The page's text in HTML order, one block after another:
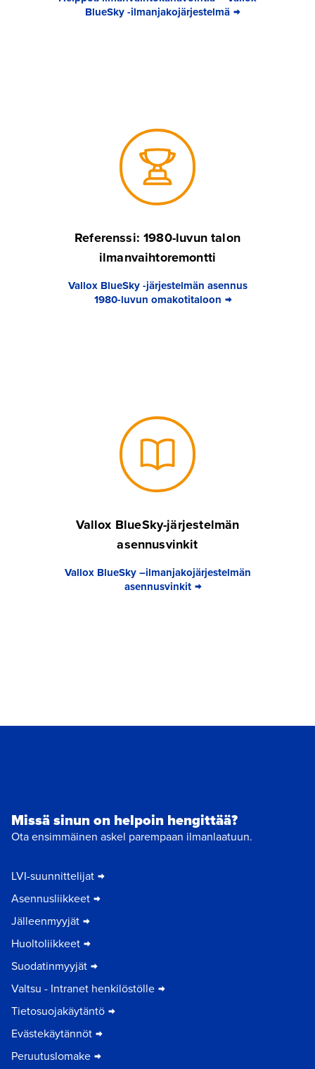
BlueSky -ilmanjakojärjestelmä
Referenssi: 1980-luvun talon
ilmanvaihtoremontti
Vallox BlueSky -järjestelmän asennus
1980-luvun omakotitaloon
Vallox BlueSky-järjestelmän
asennusvinkit
Vallox BlueSky –ilmanjakojärjestelmän
asennusvinkit
Missä sinun on helpoin hengittää?
Ota ensimmäinen askel parempaan ilmanlaatuun.
LVI-suunnittelijat
Asennusliikkeet
Jälleenmyyjät
Huoltoliikkeet
Suodatinmyyjät
Valtsu - Intranet henkilöstölle
Tietosuojakäytäntö
Evästekäytännöt
Peruutuslomake